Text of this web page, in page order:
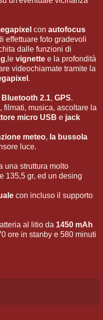
con autofocus
effettuare foto gradevoli
dalle funzioni di
,le vignette e la profondità
videochiamate tramite la
.
Bluetooth 2.1, GPS.
filmati, musica, ascoltare la
micro USB e jack
meteo, la bussola
luce.
una struttura molto
135,5 gr, ed un desing
con incluso il supporto
al litio da 1450 mAh
ore in stanby e 580 minuti